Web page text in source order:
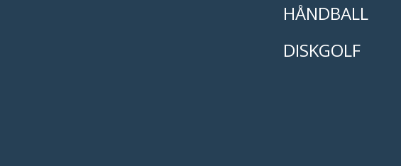
HÅNDBALL
DISKGOLF